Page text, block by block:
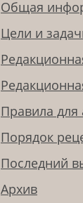
Общая
Цели и
Правила для
Порядок
Последний
Архив